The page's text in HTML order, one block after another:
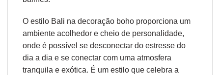
O estilo Bali na decoração boho proporciona um
ambiente acolhedor e cheio de personalidade,
onde é possível se desconectar do estresse do
dia a dia e se conectar com uma atmosfera
tranquila e exótica. É um estilo que celebra a